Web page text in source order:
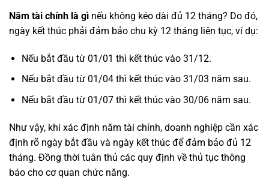
Năm tài chính là gì nếu không kéo dài đủ 12 tháng? Do đó,
ngày kết thúc phải đảm bảo chu kỳ 12 tháng liên tục, ví dụ:
Nếu bắt đầu từ 01/01 thì kết thúc vào 31/12.
Nếu bắt đầu từ 01/04 thì kết thúc vào 31/03 năm sau.
Nếu bắt đầu từ 01/07 thì kết thúc vào 30/06 năm sau.
Như vậy, khi xác định năm tài chính, doanh nghiệp cần xác
định rõ ngày bắt đầu và ngày kết thúc để đảm bảo đủ 12
tháng. Đồng thời tuân thủ các quy định về thủ tục thông
báo cho cơ quan chức năng.